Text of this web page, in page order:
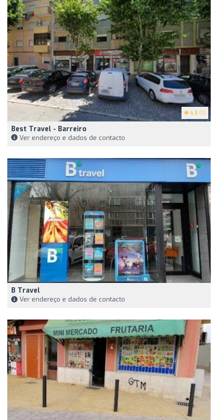
4.3 (3)
Best Travel - Barreiro
Ver endereço e dados de contacto
B Travel
Ver endereço e dados de contacto